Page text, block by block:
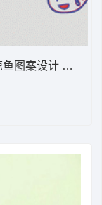
卡通鲸鱼图案